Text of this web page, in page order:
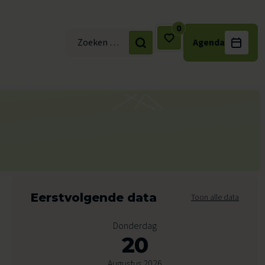
Zoek naar:
0
Agenda
Eerstvolgende data Toon alle data
Donderdag
20